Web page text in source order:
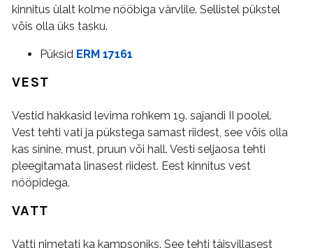
kinnitus ülalt kolme nööbiga värvlile. Sellistel pükstel
võis olla üks tasku.
Püksid ERM 17161
VEST
Vestid hakkasid levima rohkem 19. sajandi II poolel.
Vest tehti vati ja pükstega samast riidest, see võis olla
kas sinine, must, pruun või hall. Vesti seljaosa tehti
pleegitamata linasest riidest. Eest kinnitus vest
nööpidega.
VATT
Vatti nimetati ka kampsoniks. See tehti täisvillasest